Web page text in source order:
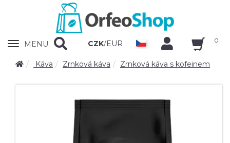
Zobrazit
MENU CZK/EUR 0
Káva Zrnková káva Zrnková káva s kofeinem